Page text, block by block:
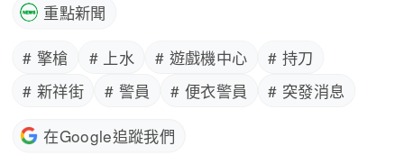
重點新聞
# 擎槍 # 上水 # 遊戲機中心
# 持刀
# 新祥街
# 警員 # 便衣警員 # 突發消息
在Google追蹤我們